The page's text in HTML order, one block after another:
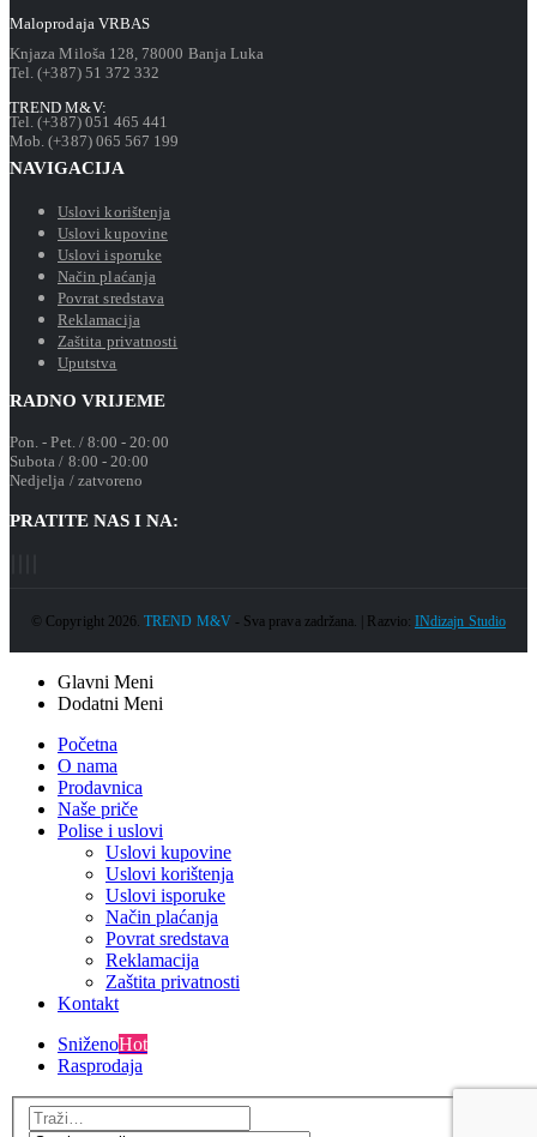
Maloprodaja VRBAS
Knjaza Miloša 128, 78000 Banja Luka
Tel. (+387) 51 372 332
TREND M&V:
Tel. (+387) 051 465 441
Mob. (+387) 065 567 199
NAVIGACIJA
Uslovi korištenja
Uslovi kupovine
Uslovi isporuke
Način plaćanja
Povrat sredstava
Reklamacija
Zaštita privatnosti
Uputstva
RADNO VRIJEME
Pon. - Pet. / 8:00 - 20:00
Subota / 8:00 - 20:00
Nedjelja / zatvoreno
PRATITE NAS I NA:
© Copyright 2026.TREND M&V - Sva prava zadržana. | Razvio: INdizajn Studio
Glavni Meni
Dodatni Meni
Početna
O nama
Prodavnica
Naše priče
Polise i uslovi
Uslovi kupovine
Uslovi korištenja
Uslovi isporuke
Način plaćanja
Povrat sredstava
Reklamacija
Zaštita privatnosti
Kontakt
SniženoHot
Rasprodaja